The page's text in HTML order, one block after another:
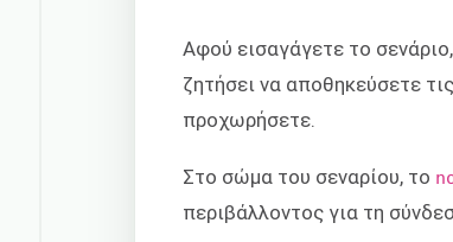
Αφού εισαγάγετε το
ζητήσει να αποθηκεύσετε
προχωρήσετε.
Στο σώμα του σεναρίου, το
περιβάλλοντος για τη